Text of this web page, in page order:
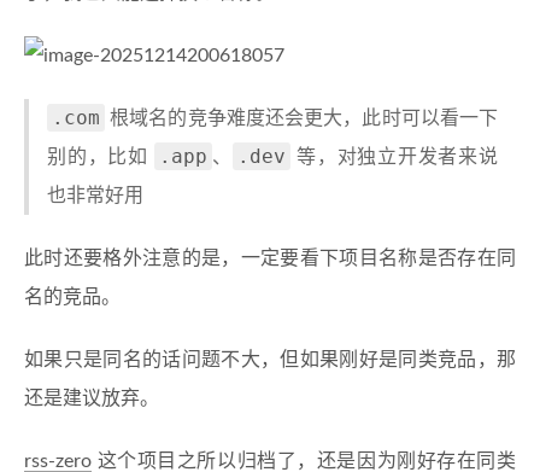
.com 根域名的竞争难度还会更大，此时可以看一下
别的，比如
.app 、 .dev
等，对独立开发者来说
也非常好用
此时还要格外注意的是，一定要看下项目名称是否存在同
名的竞品。
如果只是同名的话问题不大，但如果刚好是同类竞品，那
还是建议放弃。
rss-zero 这个项目之所以归档了，还是因为刚好存在同类